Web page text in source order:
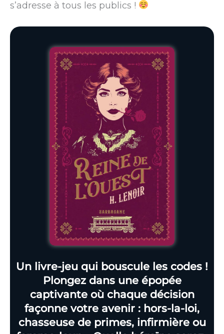
s’adresse à tous les publics !
Un livre-jeu qui bouscule les codes !
Plongez dans une épopée
captivante où chaque décision
façonne votre avenir : hors-la-loi,
chasseuse de primes, infirmière ou